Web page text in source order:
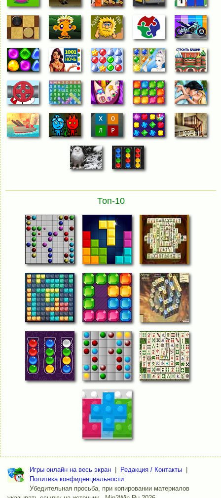
Топ-10
Игры онлайн на весь экран | Редакция / Контакты |
Политика конфиденциальности
Убедительная просьба, при копировании материалов